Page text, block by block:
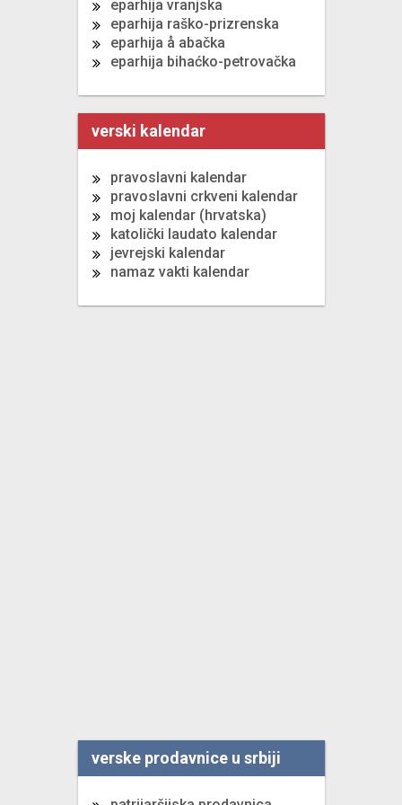
eparhija vranjska
eparhija raško-prizrenska
eparhija å abačka
eparhija bihaćko-petrovačka
verski kalendar
pravoslavni kalendar
pravoslavni crkveni kalendar
moj kalendar (hrvatska)
katolički laudato kalendar
jevrejski kalendar
namaz vakti kalendar
verske prodavnice u srbiji